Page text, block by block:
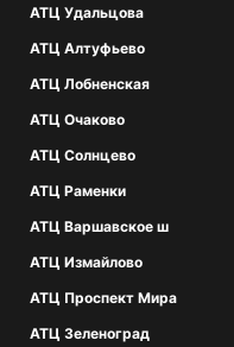
АТЦ Удальцова
АТЦ Алтуфьево
АТЦ Лобненская
АТЦ Очаково
АТЦ Солнцево
АТЦ Раменки
АТЦ Варшавское ш
АТЦ Измайлово
АТЦ Проспект Мира
АТЦ Зеленоград